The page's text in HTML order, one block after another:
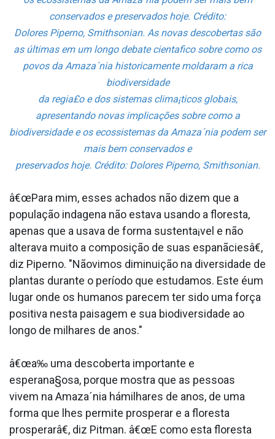
conservados e preservados hoje. Crédito:
Dolores Piperno, Smithsonian. As novas descobertas são
as últimas em um longo debate cienta­fico sobre como os
povos da Amaza´nia historicamente moldaram a rica
biodiversidade
da regia£o e dos sistemas clima¡ticos globais,
apresentando novas implicações sobre como a
biodiversidade e os ecossistemas da Amaza´nia podem ser
mais bem conservados e
preservados hoje. Crédito: Dolores Piperno, Smithsonian.
â€œPara mim, esses achados não dizem que a
população inda­gena não estava usando a floresta,
apenas que a usava de forma sustenta¡vel e não
alterava muito a composição de suas espanãciesâ€,
diz Piperno. "Nãovimos diminuição na diversidade de
plantas durante o período que estudamos. Este éum
lugar onde os humanos parecem ter sido uma força
positiva nesta paisagem e sua biodiversidade ao
longo de milhares de anos."
â€œa‰ uma descoberta importante e
esperana§osa, porque mostra que as pessoas
vivem na Amaza´nia hámilhares de anos, de uma
forma que lhes permite prosperar e a floresta
prosperarâ€, diz Pitman. â€œE como esta floresta